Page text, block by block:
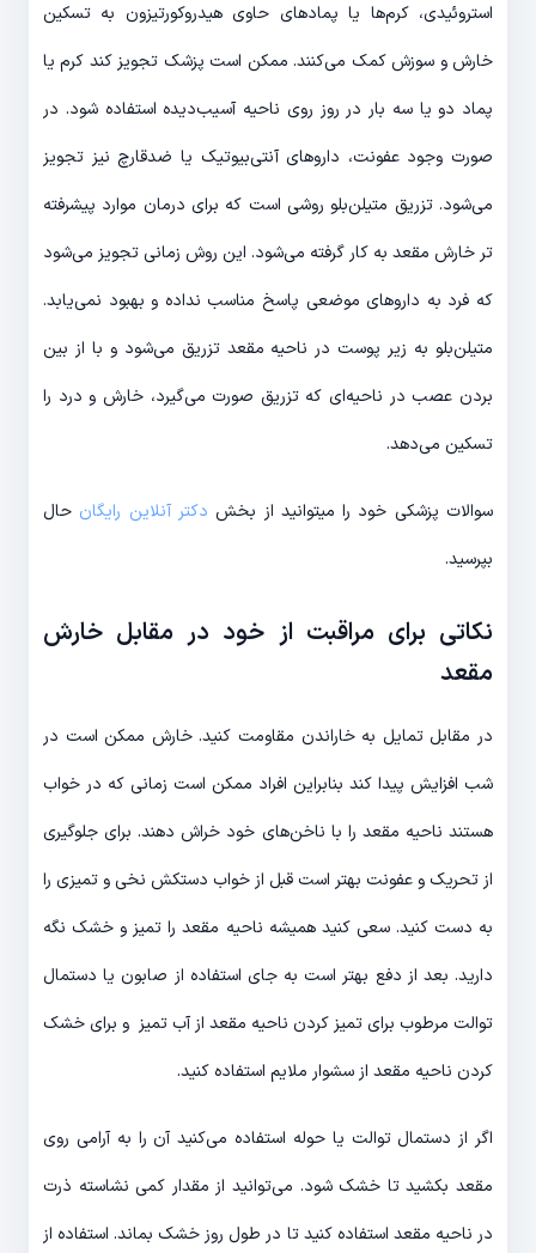
استروئیدی، کرم‌ها یا پمادهای حاوی هیدروکورتیزون به تسکین
خارش و سوزش کمک می‌کنند. ممکن است پزشک تجویز کند کرم یا
پماد دو یا سه بار در روز روی ناحیه آسیب‌دیده استفاده شود. در
صورت وجود عفونت، داروهای آنتی‌بیوتیک یا ضدقارچ نیز تجویز
می‌شود. تزریق متیلن‌بلو روشی است که برای درمان موارد پیشرفته
تر خارش مقعد به کار گرفته می‌شود. این روش زمانی تجویز می‌شود
که فرد به داروهای موضعی پاسخ مناسب نداده و بهبود نمی‌یابد.
متیلن‌بلو به زیر پوست در ناحیه مقعد تزریق می‌شود و با از بین
بردن عصب در ناحیه‌ای که تزریق صورت می‌گیرد، خارش و درد را
تسکین می‌دهد.
سوالات پزشکی خود را میتوانید از بخش دکتر آنلاین رایگان حال
بپرسید.
نکاتی برای مراقبت از خود در مقابل خارش
مقعد
در مقابل تمایل به خاراندن مقاومت کنید. خارش ممکن است در
شب افزایش پیدا کند بنابراین افراد ممکن است زمانی که در خواب
هستند ناحیه مقعد را با ناخن‌های خود خراش دهند. برای جلوگیری
از تحریک و عفونت بهتر است قبل از خواب دستکش نخی و تمیزی را
به دست کنید. سعی کنید همیشه ناحیه مقعد را تمیز و خشک نگه
دارید. بعد از دفع بهتر است به جای استفاده از صابون یا دستمال
توالت مرطوب برای تمیز کردن ناحیه مقعد از آب تمیز و برای خشک
کردن ناحیه مقعد از سشوار ملایم استفاده کنید.
اگر از دستمال توالت یا حوله استفاده می‌کنید آن را به آرامی روی
مقعد بکشید تا خشک شود. می‌توانید از مقدار کمی نشاسته ذرت
در ناحیه مقعد استفاده کنید تا در طول روز خشک بماند. استفاده از